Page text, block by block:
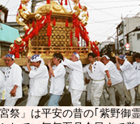
祭」は平安の昔の｢紫野御